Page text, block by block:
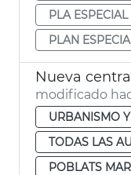
PLA
PLAN
modificado
URBANISMO
TODAS LAS
POBLATS